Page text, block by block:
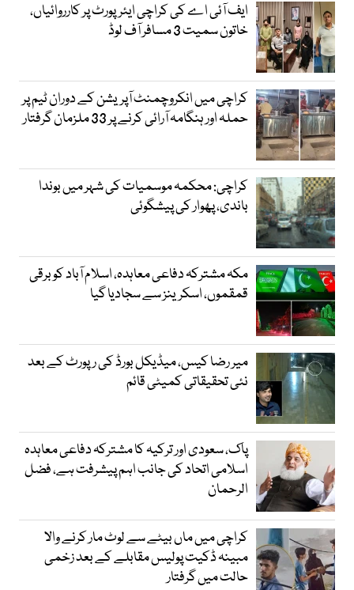
ایف آئی اے کی کراچی ایئرپورٹ پر کارروائیاں،
خاتون سمیت 3 مسافر آف لوڈ
کراچی میں انکروچمنٹ آپریشن کے دوران ٹیم پر
حملہ اور ہنگامہ آرائی کرنے پر 33 ملزمان گرفتار
کراچی: محکمہ موسمیات کی شہر میں بوندا
باندی، پھوار کی پیشگوئی
مکہ مشترکہ دفاعی معاہدہ، اسلام آباد کو برقی
قمقموں، اسکرینز سے سجادیا گیا
میر رضا کیس، میڈیکل بورڈ کی رپورٹ کے بعد
نئی تحقیقاتی کمیٹی قائم
پاک، سعودی اور ترکیہ کا مشترکہ دفاعی معاہدہ
اسلامی اتحاد کی جانب اہم پیشرفت ہے، فضل
الرحمان
کراچی میں ماں بیٹے سے لوٹ مار کرنے والا
مبینہ ڈکیت پولیس مقابلے کے بعد زخمی
حالت میں گرفتار